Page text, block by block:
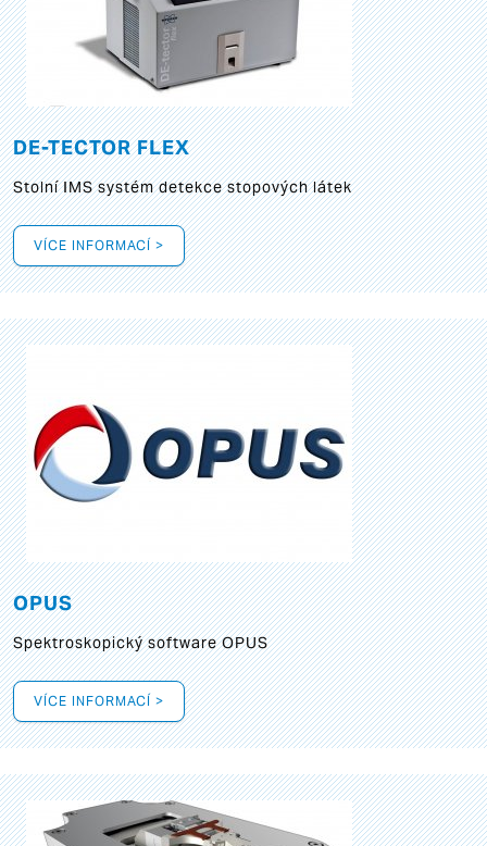
DE-TECTOR FLEX
Stolní IMS systém detekce stopových látek
VÍCE INFORMACÍ >
OPUS
Spektroskopický software OPUS
VÍCE INFORMACÍ >